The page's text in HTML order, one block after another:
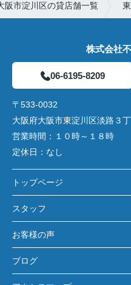
阪市淀川区の貸店舗一覧
株式会社
06-6195-8209
〒533-0032
大阪府大阪市東淀川区淡路３
営業時間： １０時～１８時
定休日： なし
トップページ
スタッフ
お客様の声
ブログ